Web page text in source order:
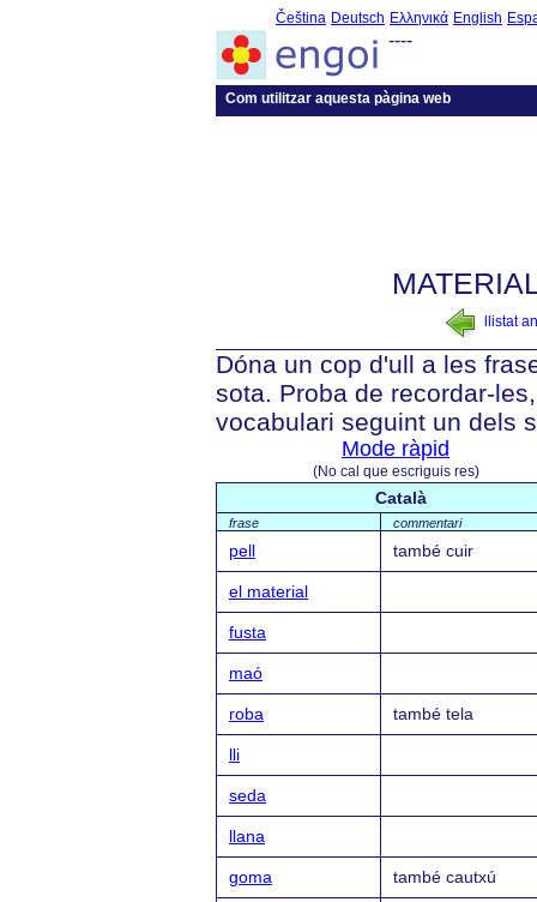
Čeština Deutsch Ελληνικά English
----
Com utilitzar aquesta pàgina web
llistat
Dóna un cop d'ull a les
sota. Proba de recordar-
vocabulari seguint un dels
Mode ràpid
(No cal que escriguis res)
Català
frase commentari
pell també cuir
el material
fusta
maó
roba també tela
lli
seda
llana
goma també cautxú